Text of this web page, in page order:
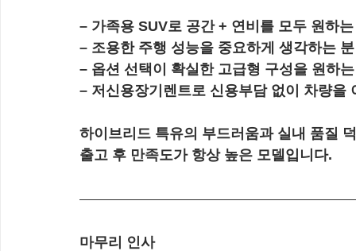
– 가족용 SUV로 공간 + 연비를 모두 원하
– 조용한 주행 성능을 중요하게 생각하는 분
– 옵션 선택이 확실한 고급형 구성을 원하
– 저신용장기렌트로 신용부담 없이 차량을
하이브리드 특유의 부드러움과 실내 품질
출고 후 만족도가 항상 높은 모델입니다.
마무리 인사